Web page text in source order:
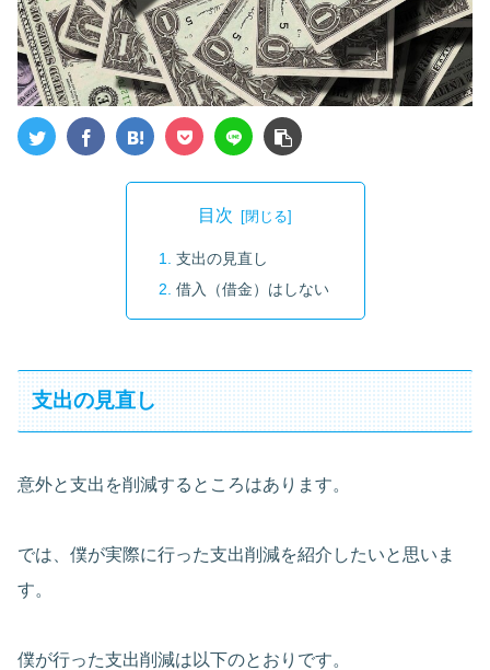
目次
支出の見直し
借入（借金）はしない
支出の見直し
意外と支出を削減するところはあります。
では、僕が実際に行った支出削減を紹介したいと思いま
す。
僕が行った支出削減は以下のとおりです。